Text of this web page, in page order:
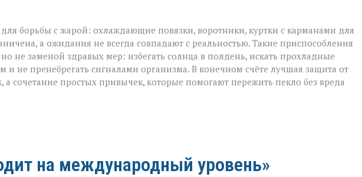
для борьбы с жарой: охлаждающие повязки, воротники, куртки с карманами для
а ожидания не всегда совпадают с реальностью. Такие приспособления
не заменой здравых мер: избегать солнца в полдень, искать прохладные
и не пренебрегать сигналами организма. В конечном счёте лучшая защита от
сочетание простых привычек, которые помогают пережить пекло без вреда
на международный уровень»